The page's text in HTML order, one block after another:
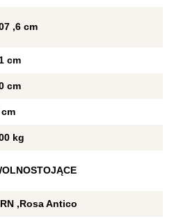
6 cm
cm
cm
kg
Rosa Antico